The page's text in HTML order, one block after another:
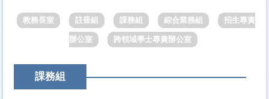
教務長室 註冊組 課務組 綜合業務組 招生專責
辦公室 跨領域學士專責辦公室
課務組